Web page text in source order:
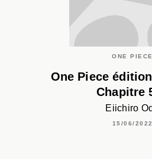
ONE PIECE
One Piece
Chapitre
Eiichiro
15/06/2022